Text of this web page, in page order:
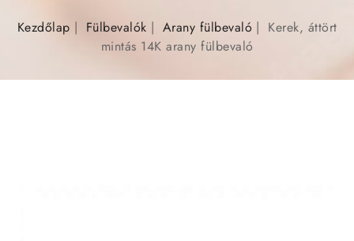
Kezdőlap Fülbevalók Arany fülbevaló
Kerek, áttört
mintás 14K arany fülbevaló